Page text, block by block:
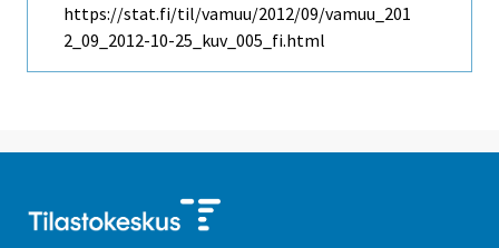
https://stat.fi/til/vamuu/2012/09/vamuu_201
2_09_2012-10-25_kuv_005_fi.html